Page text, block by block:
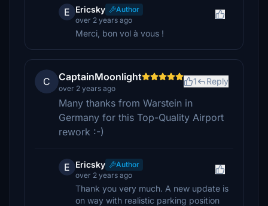
E Ericsky
Author
over 2 years ago
Merci, bon vol à vous !
C CaptainMoonlight
over 2 years ago
1 Reply
Many thanks from Warstein in
Germany for this Top-Quality Airport
rework :-)
E Ericsky
Author
over 2 years ago
Thank you very much. A new update is
on way with realistic parking position